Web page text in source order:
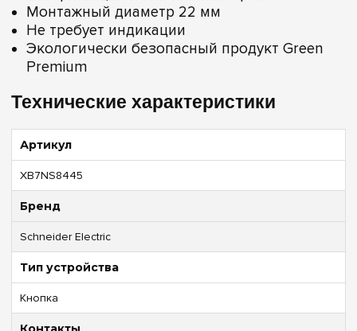
Монтажный диаметр 22 мм
Не требует индикации
Экологически безопасный продукт Green
Premium
Технические характеристики
Артикул
XB7NS8445
Бренд
Schneider Electric
Тип устройства
Кнопка